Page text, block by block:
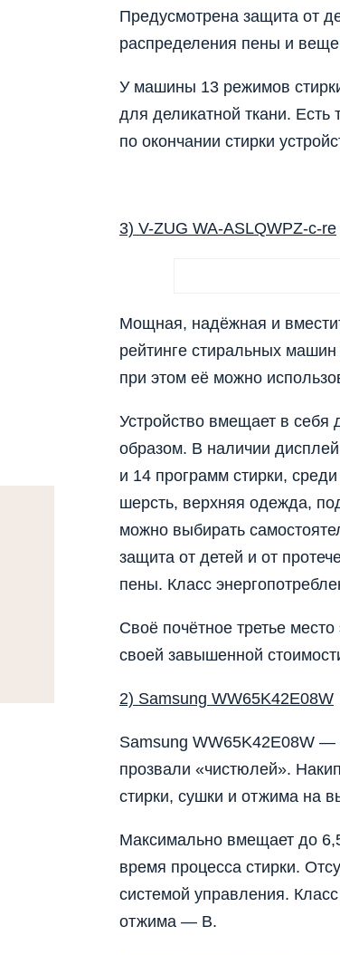
Предусмотрена защита от
распределения пены и
У машины 13 режимов
для деликатной ткани.
по окончании стирки
3) V-ZUG WA-ASLQWPZ-c-re
Мощная, надёжная и
рейтинге стиральных
при этом её можно
Устройство вмещает в
образом. В наличии
и 14 программ стирки,
шерсть, верхняя одежда,
можно выбирать
защита от детей и от
пены. Класс
Своё почётное третье
своей завышенной
2) Samsung WW65K42E08W
Samsung WW65K42E08W —
прозвали «чистюлей».
стирки, сушки и отжима на
Максимально вмещает до
время процесса стирки.
системой управления.
отжима — В.